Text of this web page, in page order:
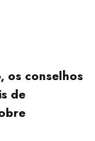
os conselhos
de